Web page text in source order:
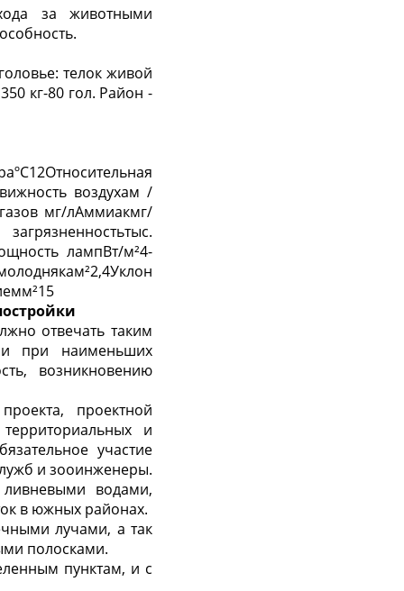
за животными
телок живой
кг-80 гол. Район -
ºC12Относительная
воздухам /
мг/лАммиакмг/
лампВт/м²4-
²2,4Уклон
²15
отвечать таким
при наименьших
возникновению
проектной
и
участие
и зооинженеры.
водами,
в южных районах.
лучами, а так
полосками.
пунктам, и с